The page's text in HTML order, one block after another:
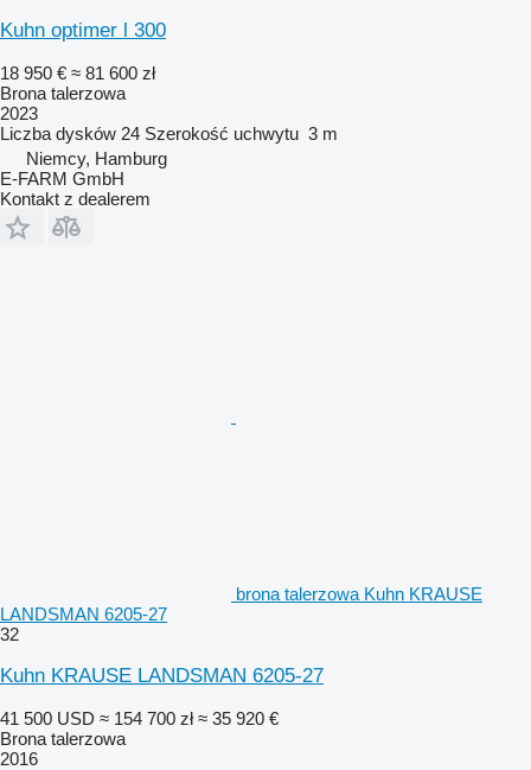
Kuhn optimer l 300
18 950 € ≈ 81 600 zł
Brona talerzowa
2023
Liczba dysków 24 Szerokość uchwytu 3 m
Niemcy, Hamburg
E-FARM GmbH
Kontakt z dealerem
brona talerzowa Kuhn KRAUSE
LANDSMAN 6205-27
32
Kuhn KRAUSE LANDSMAN 6205-27
41 500 USD ≈ 154 700 zł ≈ 35 920 €
Brona talerzowa
2016